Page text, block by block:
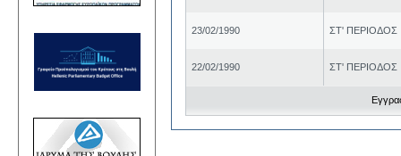
23/02/1990 ΣΤ' ΠΕΡΙΟΔΟΣ
22/02/1990 ΣΤ' ΠΕΡΙΟΔΟΣ